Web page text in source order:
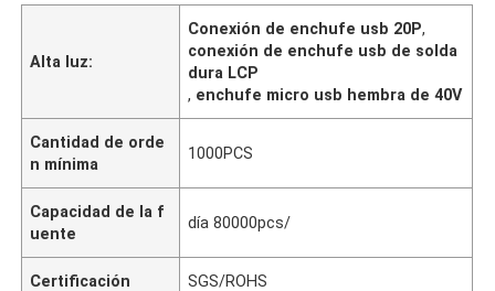
Alta luz:
Conexión de enchufe usb 20P,
conexión de enchufe usb de solda
dura LCP
, enchufe micro usb hembra de 40V
Cantidad de orde
n mínima
1000PCS
Capacidad de la f
uente
día 80000pcs/
Certificación SGS/ROHS